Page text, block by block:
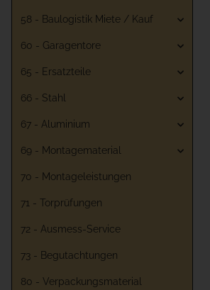
58 - Baulogistik Miete / Kauf
60 - Garagentore
65 - Ersatzteile
66 - Stahl
67 - Aluminium
69 - Montagematerial
70 - Montageleistungen
71 - Torprüfungen
72 - Ausmess-Service
73 - Begutachtungen
80 - Verpackungsmaterial